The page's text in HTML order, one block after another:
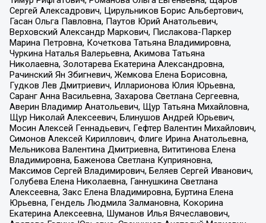
Сергей Алексадрович, Цирульников Борис Альбертович,
Гасан Ольга Павловна, Паутов Юрий Анатольевич,
Верховский Александр Маркович, Пислакова-Паркер
Марина Петровна, Кочеткова Татьяна Владимировна,
Чуркина Наталья Валерьевна, Акимова Татьяна
Николаевна, Золотарева Екатерина Александровна,
Рачинский Ян Збигневич, Жемкова Елена Борисовна,
Гудков Лев Дмитриевич, Илларионова Юлия Юрьевна,
Саранг Анна Васильевна, Захарова Светлана Сергеевна,
Аверин Владимир Анатольевич, Щур Татьяна Михайловна,
Щур Николай Алексеевич, Блинушов Андрей Юрьевич,
Мосин Алексей Геннадьевич, Гефтер Валентин Михайлович,
Симонов Алексей Кириллович, Флиге Ирина Анатольевна,
Мельникова Валентина Дмитриевна, Вититинова Елена
Владимировна, Баженова Светлана Куприяновна,
Максимов Сергей Владимирович, Беляев Сергей Иванович,
Голубева Елена Николаевна, Ганнушкина Светлана
Алексеевна, Закс Елена Владимировна, Буртина Елена
Юрьевна, Гендель Людмила Залмановна, Кокорина
Екатерина Алексеевна, Шуманов Илья Вячеславович,